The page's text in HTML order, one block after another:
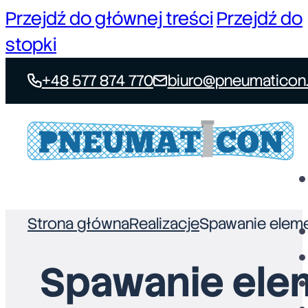
Przejdź do głównej treści Przejdź do
stopki
+48 577 874 770
Strona głównaRealizacjeSpawanie
Spawanie